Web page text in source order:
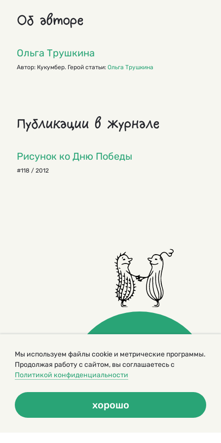
Об авторе
Ольга Трушкина
Автор: Кукумбер. Герой статьи: Ольга Трушкина
Публикации в журнале
Рисунок ко Дню Победы
#118 / 2012
© 2000 – 2026. Кукумбер. Литературный иллюстрированный
журнал для детей
сайта
Политика конфиденциальности
Мы используем файлы cookie и метрические программы.
Продолжая работу с сайтом, вы соглашаетесь с
Политикой конфиденциальности
хорошо